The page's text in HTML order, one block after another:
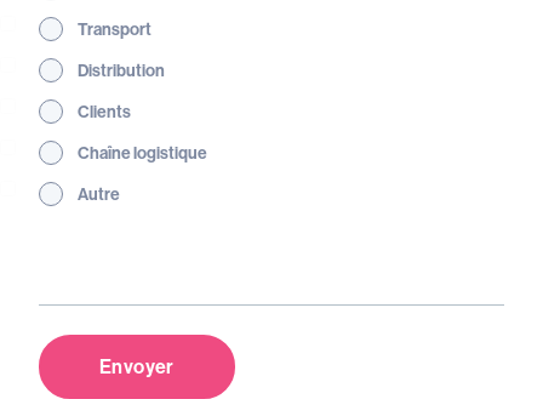
Transport
Distribution
Clients
Chaîne logistique
Autre
Envoyer